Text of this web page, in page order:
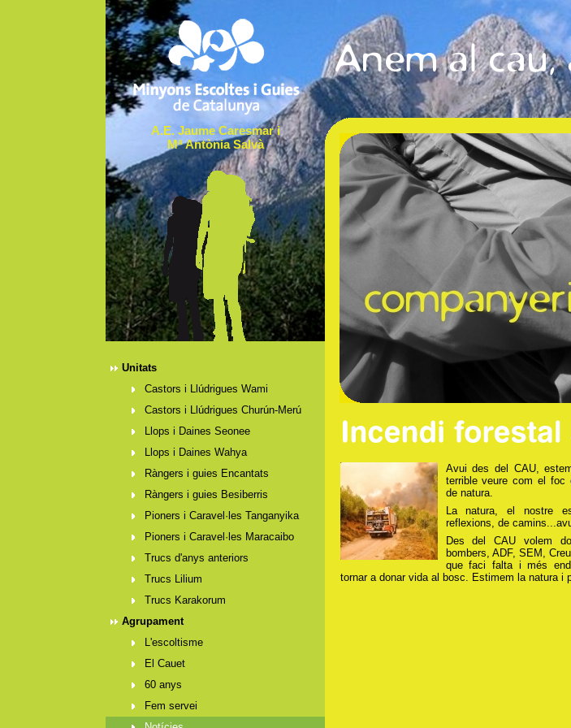
A.E. Jaume Caresmar i
Mª Antònia Salvà
Unitats
Castors i Llúdrigues Wami
Castors i Llúdrigues Churún-Merú
Llops i Daines Seonee
Llops i Daines Wahya
Ràngers i guies Encantats
Ràngers i guies Besiberris
Pioners i Caravel·les Tanganyika
Pioners i Caravel·les Maracaibo
Trucs d'anys anteriors
Trucs Lilium
Trucs Karakorum
Agrupament
L'escoltisme
El Cauet
60 anys
Fem servei
Avui des del CAU,
terrible veure com el foc
de natura.
La natura, el nostre
reflexions, de
Des del CAU volem
bombers, ADF, SEM,
que faci falta i més
tornar a donar vida al bosc. Estimem la natura i